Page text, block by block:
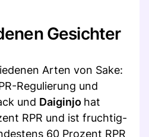
Gesichter
Arten von Sake:
Regulierung und
und Daiginjo hat
RPR und ist fruchtig-
60 Prozent RPR